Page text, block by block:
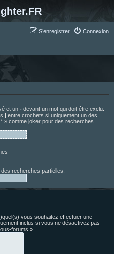
Connexion
S’enregistrer
et un - devant un mot qui doit être exclu.
| entre crochets si uniquement un des
» comme joker pour des recherches
recherches partielles.
vous souhaitez effectuer une
inclus si vous ne désactivez pas
forums ».